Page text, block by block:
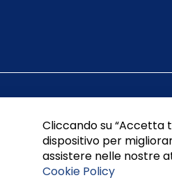
Cliccando su “Accetta
dispositivo per
assistere nelle nostre
Cookie Policy